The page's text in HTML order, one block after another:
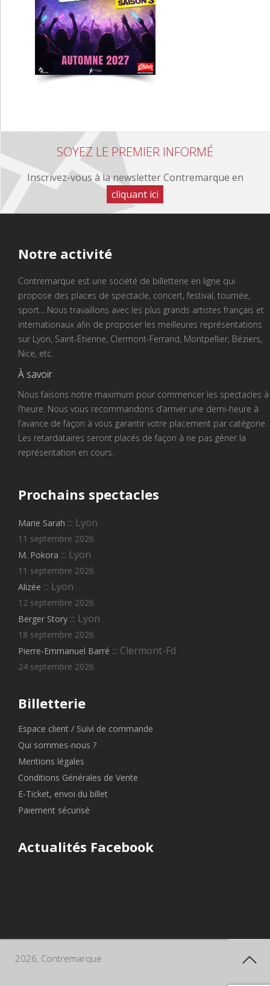
SOYEZ LE PREMIER INFORMÉ
Inscrivez-vous à la newsletter Contremarque en
cliquant ici
Notre activité
Contremarque est une société de billetterie en ligne qui
propose des places de spectacle, concert, festival, tournée,
sport... Nous travaillons avec les plus grands artistes français et
internationaux afin de proposer les meilleures représentations
sur Lyon, Saint-Etienne, Clermont-Ferrand, Montpellier, Béziers,
Nice, etc.
À savoir
Nous faisons notre maximum pour commencer les spectacles à
l’heure. Nous vous recommandons d’arriver une demi-heure à
l’avance de façon à vous garantir votre placement par catégorie.
Les retardataires seront placés de façon à ne pas gêner la
représentation en cours.
Prochains spectacles
Marie Sarah ::: Lyon
11 septembre 2026
M. Pokora ::: Lyon
11 septembre 2026
Alizée ::: Lyon
12 septembre 2026
Berger Story ::: Lyon
18 septembre 2026
Pierre-Emmanuel Barré ::: Clermont-Fd
24 septembre 2026
Billetterie
Espace client / Suivi de commande
Qui sommes-nous ?
Mentions légales
Conditions Générales de Vente
E-Ticket, envoi du billet
Paiement sécurisé
Actualités Facebook
2026, Contremarque